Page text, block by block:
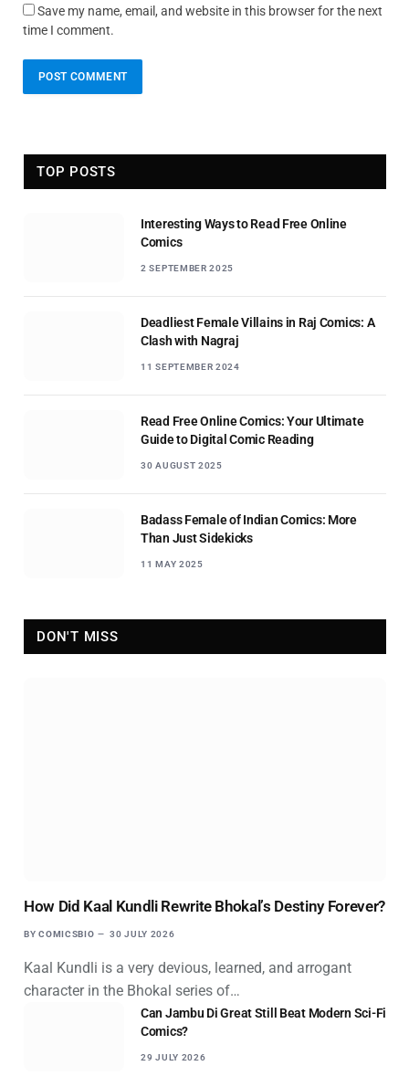
Save my name, email, and website in this browser for the next
time I comment.
TOP POSTS
Interesting Ways to Read Free Online
Comics
2 SEPTEMBER 2025
Deadliest Female Villains in Raj Comics: A
Clash with Nagraj
11 SEPTEMBER 2024
Read Free Online Comics: Your Ultimate
Guide to Digital Comic Reading
30 AUGUST 2025
Badass Female of Indian Comics: More
Than Just Sidekicks
11 MAY 2025
DON'T MISS
How Did Kaal Kundli Rewrite Bhokal’s Destiny Forever?
BY COMICSBIO 30 JULY 2026
Kaal Kundli is a very devious, learned, and arrogant
character in the Bhokal series of…
Can Jambu Di Great Still Beat Modern Sci-Fi
Comics?
29 JULY 2026